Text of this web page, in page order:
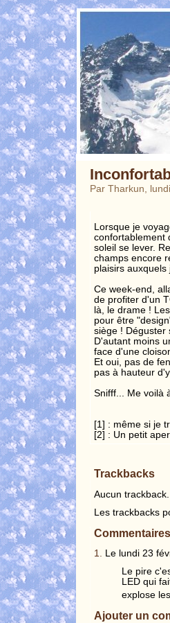
Par Tharkun,
Lorsque je
confortablement
soleil se lever.
champs encore
plaisirs
Ce week-end,
de profiter d'un
là, le drame !
pour être
siège ! Déguster
D'autant moins
face d'une
Et oui, pas de
pas à hauteur
Snifff... Me voilà
[1] : même si je
[2] : Un petit
Trackbacks
Aucun trackback.
Les trackbacks
Commentaires
1. Le lundi 23
Le pire
LED qui
explose
Ajouter un